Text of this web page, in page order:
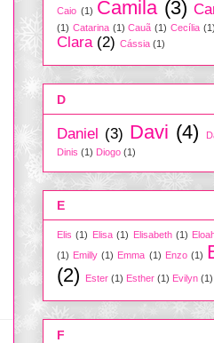
Caio (1) Camila (3)
(1) Catarina (1) Cauã (1) Cecília (1)
Clara (2) Cássia (1)
D
Daniel (3) Davi (4)
Dinis (1) Diogo (1)
E
Elis (1) Elisa (1) Elisabeth (1)
(1) Emilly (1) Emma (1) Enzo (1)
(2)
Ester (1) Esther (1) Evilyn (1)
F